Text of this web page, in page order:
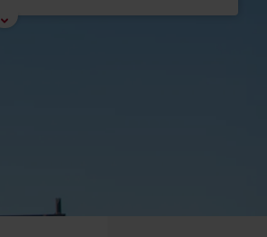
'Voor 't spoor naar morgen' laten
gebeurt en wat dat -
morgen oplevert.